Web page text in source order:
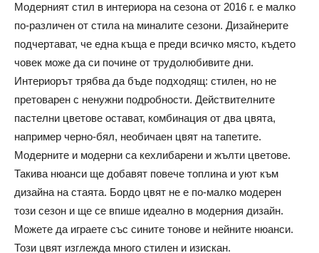
Модерният стил в интериора на сезона от 2016 г. е малко
по-различен от стила на миналите сезони. Дизайнерите
подчертават, че една къща е преди всичко място, където
човек може да си почине от трудолюбивите дни.
Интериорът трябва да бъде подходящ: стилен, но не
претоварен с ненужни подробности. Действителните
пастелни цветове остават, комбинация от два цвята,
например черно-бял, необичаен цвят на тапетите.
Модерните и модерни са кехлибарени и жълти цветове.
Такива нюанси ще добавят повече топлина и уют към
дизайна на стаята. Бордо цвят не е по-малко модерен
този сезон и ще се впише идеално в модерния дизайн.
Можете да играете със сините тонове и нейните нюанси.
Този цвят изглежда много стилен и изискан.